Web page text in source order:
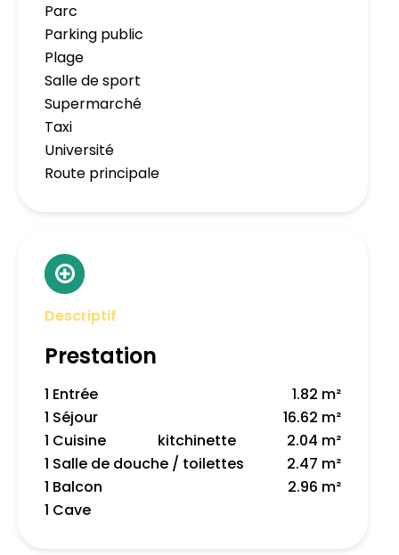
Parc
Parking public
Plage
Salle de sport
Supermarché
Taxi
Université
Route principale
Descriptif
Prestation
1 Entrée
1.82 m²
1 Séjour
16.62 m²
1 Cuisine
kitchinette
2.04 m²
1 Salle de douche / toilettes
2.47 m²
1 Balcon
2.96 m²
1 Cave